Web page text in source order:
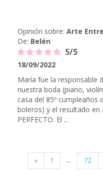
Opinión sobre: Arte
De: Belén
5/5
18/09/2022
María fue la responsable
nuestra boda (piano,
casa del 85º cumpleaños
boleros) y el resultado en
PERFECTO. El ...
« 1 ... 72